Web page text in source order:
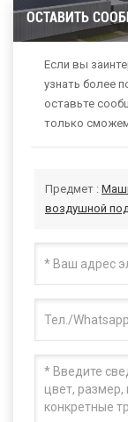
ОСТАВИТЬ
Если вы
узнать более
оставьте
только
Предмет :
воздушной